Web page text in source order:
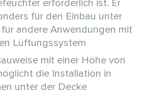
erforderlich ist. Er
für den Einbau unter
andere Anwendungen mit
Lüftungssystem
mit einer Höhe von
die Installation in
unter der Decke